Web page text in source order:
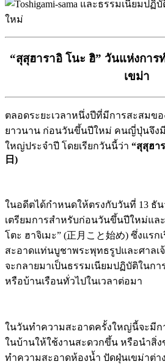
“สุสุฮาราอิ โนะ ฮิ” วันแห่งกา
เขม่า
ตลอดระยะเวลาหนึ่งปีที่มีการสะสมข
ยาวนาน ก่อนวันขึ้นปีใหม่ คนญี่ปุ่นจึง
ใหญ่ประจำปี โดยเรียกวันนี้ว่า “สุสุฮา
日)
ในอดีตได้กำหนดให้ตรงกับวันที่ 13 ธั
เตรียมการสำหรับก่อนวันขึ้นปีใหม่แล
โตะ ฮาจิเมะ” (正月こと始め) ซึ่งแร
สะอาดแท่นบูชาพระพุทธรูปและศาลเ
จะกลายมาเป็นธรรมเนียมปฏิบัติในก
หรือบ้านเรือนทั่วไปในเวลาต่อมา
ในวันทำความสะอาดครั้งใหญ่นี้จะมีก
ในบ้านให้ใช้งานสะดวกขึ้น หรือนำสิ่ง
ทำความสะอาดห้องน้ำ ปัดฝุ่นเขม่าต่า